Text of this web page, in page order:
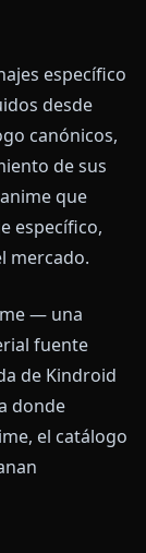
específico
desde
canónicos,
de sus
que
específico,
mercado.
— una
fuente
de Kindroid
donde
el catálogo